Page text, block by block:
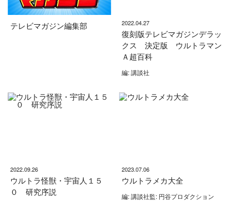
テレビマガジン編集部 2022.04.27
復刻版テレビマガジンデラッ
クス 決定版 ウルトラマン
Ａ超百科
編: 講談社
2022.09.26
ウルトラ怪獣・宇宙人１５
０ 研究序説
2023.07.06
ウルトラメカ大全
編: 講談社監: 円谷プロダクション